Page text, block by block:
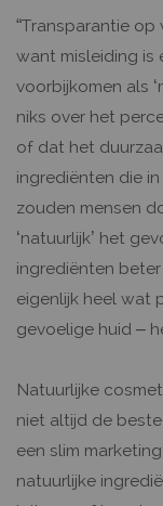
“Transparantie
want misleiding is
voorbijkomen als
niks over het
of dat het
ingrediënten die
zouden mensen
‘natuurlijk’ het
ingrediënten
eigenlijk heel wat
gevoelige huid –
Natuurlijke
niet altijd de
een slim
natuurlijke